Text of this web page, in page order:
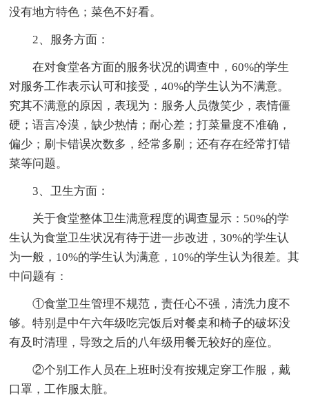
没有地方特色；菜色不好看。
2、服务方面：
在对食堂各方面的服务状况的调查中，60%的学生
对服务工作表示认可和接受，40%的学生认为不满意。
究其不满意的原因，表现为：服务人员微笑少，表情僵
硬；语言冷漠，缺少热情；耐心差；打菜量度不准确，
偏少；刷卡错误次数多，经常多刷；还有存在经常打错
菜等问题。
3、卫生方面：
关于食堂整体卫生满意程度的调查显示：50%的学
生认为食堂卫生状况有待于进一步改进，30%的学生认
为一般，10%的学生认为满意，10%的学生认为很差。其
中问题有：
①食堂卫生管理不规范，责任心不强，清洗力度不
够。特别是中午六年级吃完饭后对餐桌和椅子的破坏没
有及时清理，导致之后的八年级用餐无较好的座位。
②个别工作人员在上班时没有按规定穿工作服，戴
口罩，工作服太脏。